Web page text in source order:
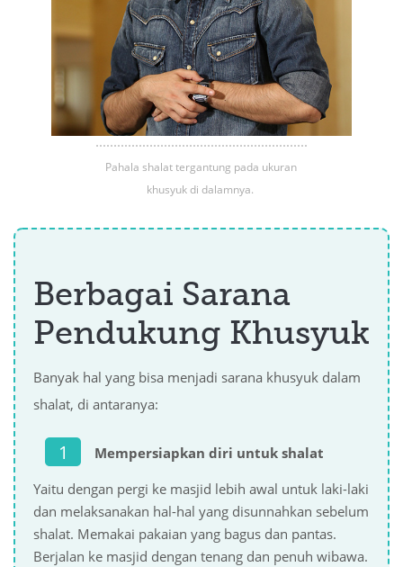
Pahala shalat tergantung pada ukuran
khusyuk di dalamnya.
Berbagai Sarana
Pendukung Khusyuk
Banyak hal yang bisa menjadi sarana khusyuk dalam
shalat, di antaranya:
Mempersiapkan diri untuk shalat
Yaitu dengan pergi ke masjid lebih awal untuk laki-laki
dan melaksanakan hal-hal yang disunnahkan sebelum
shalat. Memakai pakaian yang bagus dan pantas.
Berjalan ke masjid dengan tenang dan penuh wibawa.